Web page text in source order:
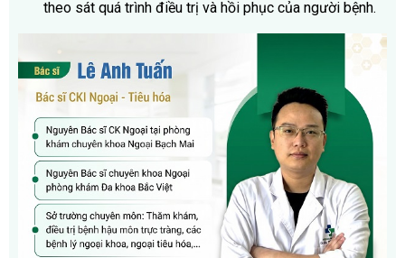
theo sát quá trình điều trị và hồi phục của người bệnh.